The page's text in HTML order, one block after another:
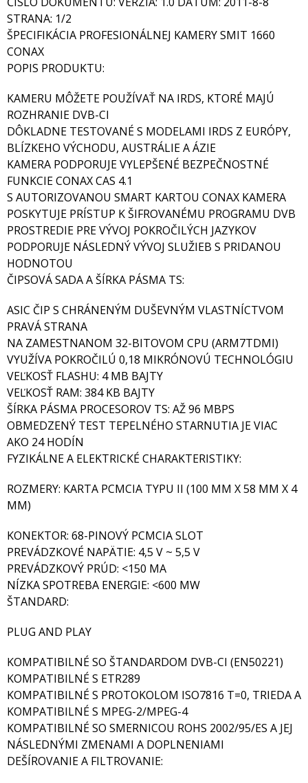
STRANA: 1/2
ŠPECIFIKÁCIA PROFESIONÁLNEJ KAMERY SMIT 1660
CONAX
POPIS PRODUKTU:
KAMERU MÔŽETE POUŽÍVAŤ NA IRDS, KTORÉ MAJÚ
ROZHRANIE DVB-CI
DÔKLADNE TESTOVANÉ S MODELAMI IRDS Z EURÓPY,
BLÍZKEHO VÝCHODU, AUSTRÁLIE A ÁZIE
KAMERA PODPORUJE VYLEPŠENÉ BEZPEČNOSTNÉ
FUNKCIE CONAX CAS 4.1
S AUTORIZOVANOU SMART KARTOU CONAX KAMERA
POSKYTUJE PRÍSTUP K ŠIFROVANÉMU PROGRAMU DVB
PROSTREDIE PRE VÝVOJ POKROČILÝCH JAZYKOV
PODPORUJE NÁSLEDNÝ VÝVOJ SLUŽIEB S PRIDANOU
HODNOTOU
ČIPSOVÁ SADA A ŠÍRKA PÁSMA TS:
ASIC ČIP S CHRÁNENÝM DUŠEVNÝM VLASTNÍCTVOM
PRAVÁ STRANA
NA ZAMESTNANOM 32-BITOVOM CPU (ARM7TDMI)
VYUŽÍVA POKROČILÚ 0,18 MIKRÓNOVÚ TECHNOLÓGIU
VEĽKOSŤ FLASHU: 4 MB BAJTY
VEĽKOSŤ RAM: 384 KB BAJTY
ŠÍRKA PÁSMA PROCESOROV TS: AŽ 96 MBPS
OBMEDZENÝ TEST TEPELNÉHO STARNUTIA JE VIAC
AKO 24 HODÍN
FYZIKÁLNE A ELEKTRICKÉ CHARAKTERISTIKY:
ROZMERY: KARTA PCMCIA TYPU II (100 MM X 58 MM X 4
MM)
KONEKTOR: 68-PINOVÝ PCMCIA SLOT
PREVÁDZKOVÉ NAPÄTIE: 4,5 V ~ 5,5 V
PREVÁDZKOVÝ PRÚD: <150 MA
NÍZKA SPOTREBA ENERGIE: <600 MW
ŠTANDARD:
PLUG AND PLAY
KOMPATIBILNÉ SO ŠTANDARDOM DVB-CI (EN50221)
KOMPATIBILNÉ S ETR289
KOMPATIBILNÉ S PROTOKOLOM ISO7816 T=0, TRIEDA A
KOMPATIBILNÉ S MPEG-2/MPEG-4
KOMPATIBILNÉ SO SMERNICOU ROHS 2002/95/ES A JEJ
NÁSLEDNÝMI ZMENAMI A DOPLNENIAMI
DEŠÍROVANIE A FILTROVANIE: